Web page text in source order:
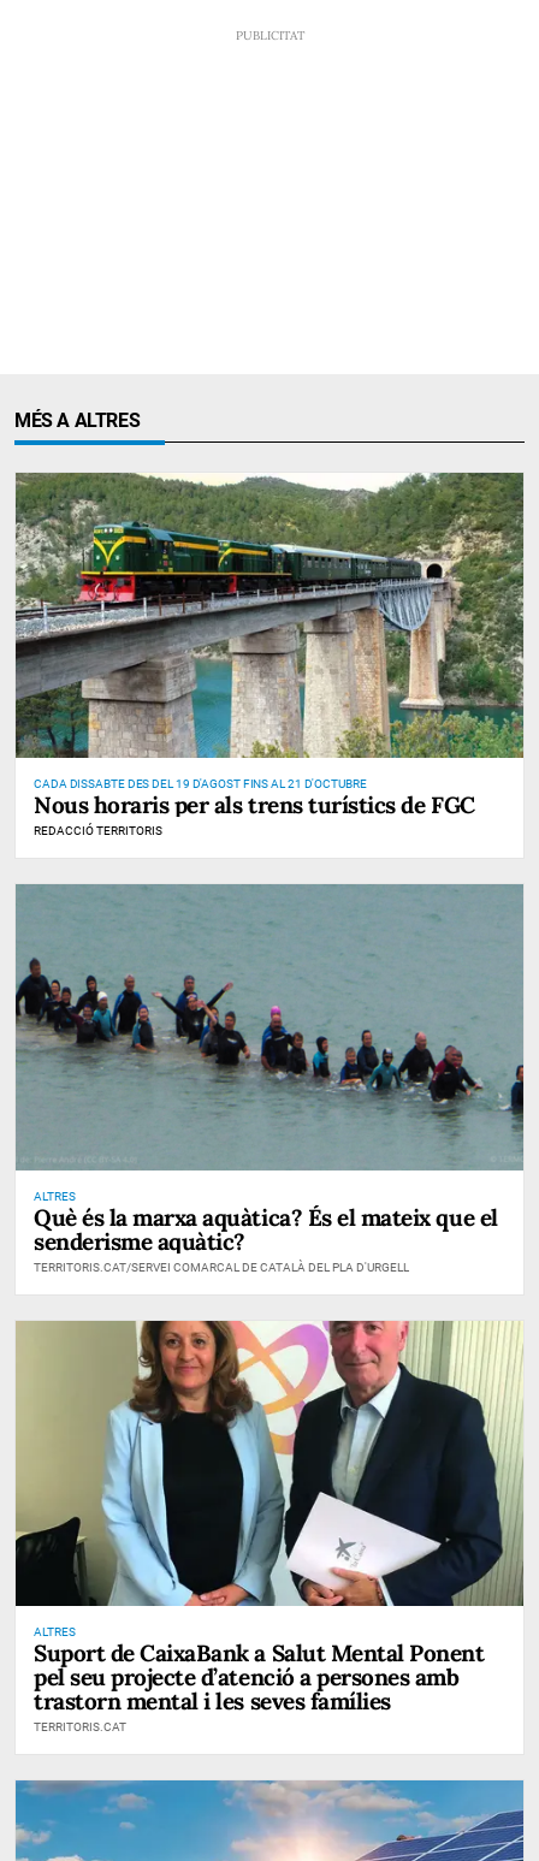
MÉS A ALTRES
CADA DISSABTE DES DEL 19 D'AGOST FINS AL 21 D'OCTUBRE
Nous horaris per als trens turístics de FGC
REDACCIÓ TERRITORIS
ALTRES
Què és la marxa aquàtica? És el mateix que el
senderisme aquàtic?
TERRITORIS.CAT/SERVEI COMARCAL DE CATALÀ DEL PLA D'URGELL
ALTRES
Suport de CaixaBank a Salut Mental Ponent
pel seu projecte d’atenció a persones amb
trastorn mental i les seves famílies
TERRITORIS.CAT